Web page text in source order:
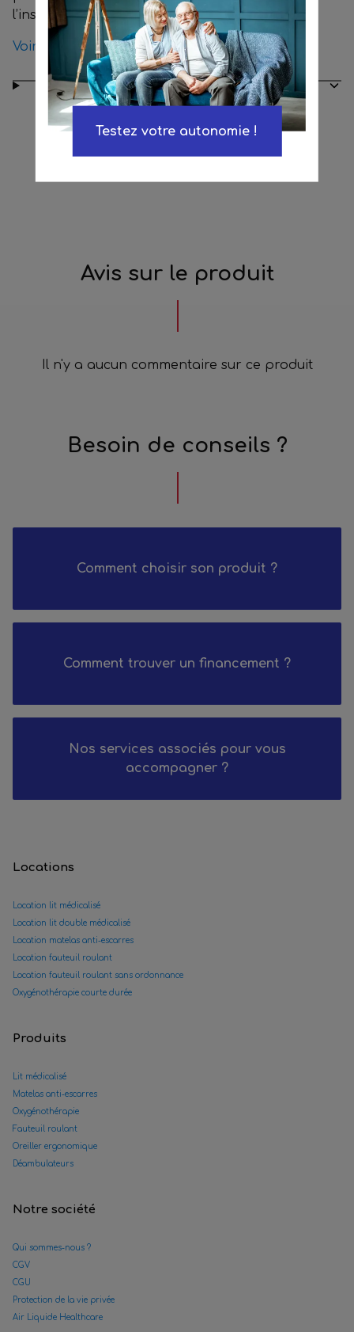
l’instabilité sagittale (glisser-avant).
Voir les produits disponibles en location
Conseils d’entretien
Avis sur le produit
Il n'y a aucun commentaire sur ce produit
Besoin de conseils ?
Comment choisir son produit ?
Comment trouver un financement ?
Nos services associés pour vous
accompagner ?
Locations
Location lit médicalisé
Location lit double médicalisé
Location matelas anti-escarres
Location fauteuil roulant
Location fauteuil roulant sans ordonnance
Oxygénothérapie courte durée
Produits
Lit médicalisé
Matelas anti-escarres
Oxygénothérapie
Fauteuil roulant
Oreiller ergonomique
Déambulateurs
Notre société
Qui sommes-nous ?
CGV
CGU
Protection de la vie privée
Air Liquide Healthcare
Testez votre autonomie !